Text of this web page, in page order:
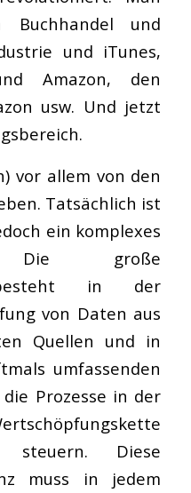
und
und iTunes,
Amazon, den
usw. Und jetzt
vor allem von den
Tatsächlich ist
ein komplexes
Die große
besteht in der
von Daten aus
Quellen und in
umfassenden
Prozesse in der
steuern. Diese
muss in jedem